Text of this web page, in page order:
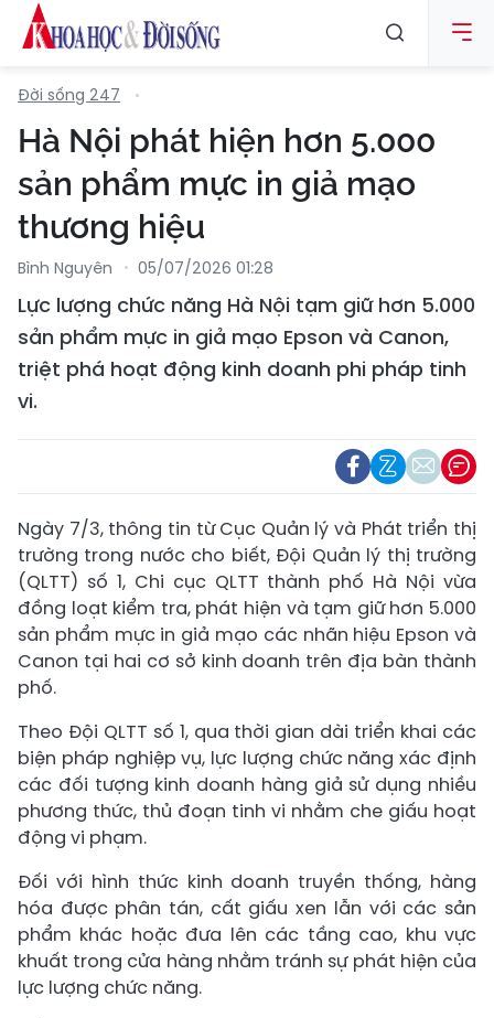
Đời sống 247
Hà Nội phát hiện hơn 5.000
sản phẩm mực in giả mạo
thương hiệu
Bình Nguyên 05/07/2026 01:28
Lực lượng chức năng Hà Nội tạm giữ hơn 5.000
sản phẩm mực in giả mạo Epson và Canon,
triệt phá hoạt động kinh doanh phi pháp tinh
vi.
Ngày 7/3, thông tin từ Cục Quản lý và Phát triển thị
trường trong nước cho biết, Đội Quản lý thị trường
(QLTT) số 1, Chi cục QLTT thành phố Hà Nội vừa
đồng loạt kiểm tra, phát hiện và tạm giữ hơn 5.000
sản phẩm mực in giả mạo các nhãn hiệu Epson và
Canon tại hai cơ sở kinh doanh trên địa bàn thành
phố.
Theo Đội QLTT số 1, qua thời gian dài triển khai các
biện pháp nghiệp vụ, lực lượng chức năng xác định
các đối tượng kinh doanh hàng giả sử dụng nhiều
phương thức, thủ đoạn tinh vi nhằm che giấu hoạt
động vi phạm.
Đối với hình thức kinh doanh truyền thống, hàng
hóa được phân tán, cất giấu xen lẫn với các sản
phẩm khác hoặc đưa lên các tầng cao, khu vực
khuất trong cửa hàng nhằm tránh sự phát hiện của
lực lượng chức năng.